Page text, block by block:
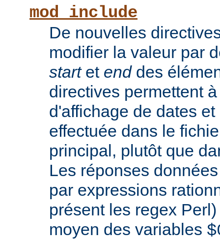
mod_include
De nouvelles
modifier la valeur par
startet enddes
directives permettent
d'affichage de dates
effectuée dans le
principal, plutôt que
Les réponses
par expressions
présent les regex
moyen des variables